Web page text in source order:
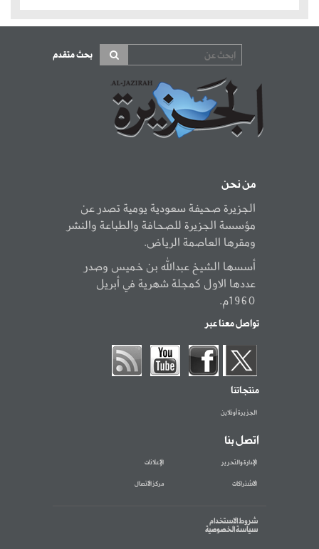
بحث متقدم
من نحن
الجزيرة صحيفة سعودية يومية تصدر عن
مؤسسة الجزيرة للصحافة والطباعة والنشر
ومقرها العاصمة الرياض.
أسسها الشيخ عبدالله بن خميس وصدر
عددها الاول كمجلة شهرية في أبريل
1960م.
تواصل معنا عبر
منتجاتنا
الجزيرة أونلاين
اتصل بنا
الإدارة والتحرير الإعلانات
الاشتراكات مركز الاتصال
شروط الاستخدام
سياسة الخصوصية